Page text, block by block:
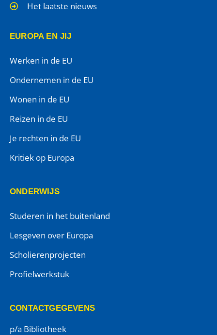
Het laatste nieuws
EUROPA EN JIJ
Werken in de EU
Ondernemen in de EU
Wonen in de EU
Reizen in de EU
Je rechten in de EU
Kritiek op Europa
ONDERWIJS
Studeren in het buitenland
Lesgeven over Europa
Scholierenprojecten
Profielwerkstuk
CONTACTGEGEVENS
p/a Bibliotheek